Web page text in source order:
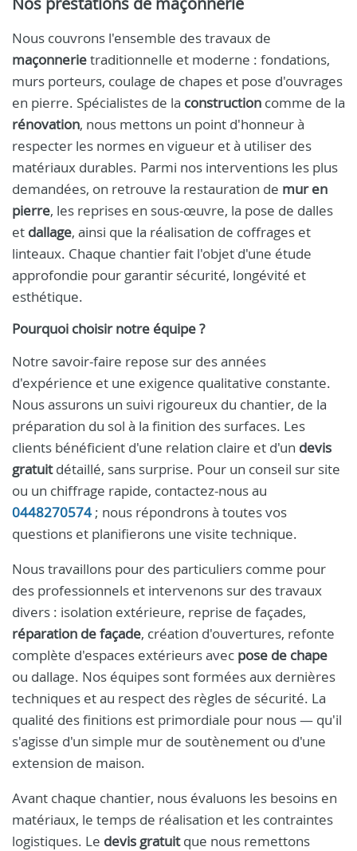
Nous couvrons l'ensemble des travaux de
maçonnerietraditionnelle et moderne : fondations,
murs porteurs, coulage de chapes et pose d'ouvrages
en pierre. Spécialistes de la construction comme de la
rénovation, nous mettons un point d'honneur à
respecter les normes en vigueur et à utiliser des
matériaux durables. Parmi nos interventions les plus
demandées, on retrouve la restauration de mur en
pierre, les reprises en sous-œuvre, la pose de dalles
et dallage, ainsi que la réalisation de coffrages et
linteaux. Chaque chantier fait l'objet d'une étude
approfondie pour garantir sécurité, longévité et
esthétique.
Pourquoi choisir notre équipe ?
Notre savoir-faire repose sur des années
d'expérience et une exigence qualitative constante.
Nous assurons un suivi rigoureux du chantier, de la
préparation du sol à la finition des surfaces. Les
clients bénéficient d'une relation claire et d'un devis
gratuitdétaillé, sans surprise. Pour un conseil sur site
ou un chiffrage rapide, contactez-nous au
0448270574 ; nous répondrons à toutes vos
questions et planifierons une visite technique.
Nous travaillons pour des particuliers comme pour
des professionnels et intervenons sur des travaux
divers : isolation extérieure, reprise de façades,
réparation de façade, création d'ouvertures, refonte
complète d'espaces extérieurs avec pose de chape
ou dallage. Nos équipes sont formées aux dernières
techniques et au respect des règles de sécurité. La
qualité des finitions est primordiale pour nous — qu'il
s'agisse d'un simple mur de soutènement ou d'une
extension de maison.
Avant chaque chantier, nous évaluons les besoins en
matériaux, le temps de réalisation et les contraintes
logistiques. Le devis gratuitque nous remettons